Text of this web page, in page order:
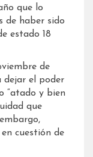
que lo
de haber sido
estado 18
de
dejar el poder
“atado y bien
que
cuestión de